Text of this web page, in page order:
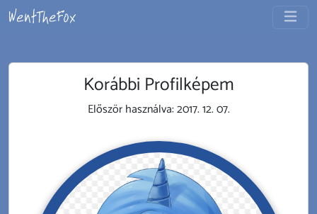
Korábbi Profilképem
Először használva:2017. 12. 07.